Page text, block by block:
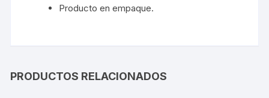
Producto en empaque.
PRODUCTOS RELACIONADOS